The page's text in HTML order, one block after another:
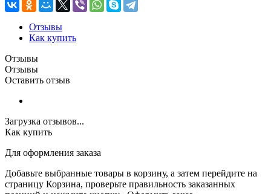
Отзывы
Как купить
Отзывы
Отзывы
Оставить отзыв
Загрузка отзывов...
Как купить
Для оформления заказа
Добавьте выбранные товары в корзину, а затем перейдите на
страницу Корзина, проверьте правильность заказанных